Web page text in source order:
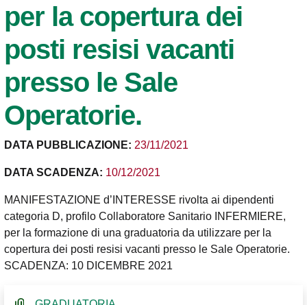
per la copertura dei
posti resisi vacanti
presso le Sale
Operatorie.
DATA PUBBLICAZIONE: 23/11/2021
DATA SCADENZA: 10/12/2021
MANIFESTAZIONE d’INTERESSE rivolta ai dipendenti
categoria D, profilo Collaboratore Sanitario INFERMIERE,
per la formazione di una graduatoria da utilizzare per la
copertura dei posti resisi vacanti presso le Sale Operatorie.
SCADENZA: 10 DICEMBRE 2021